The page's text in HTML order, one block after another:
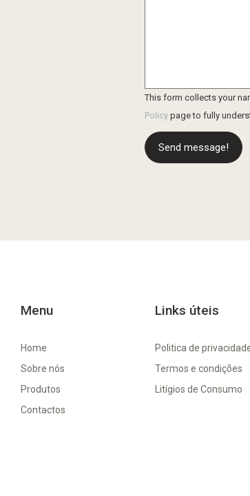
This form collects your
Policy page to fully
Send message!
Menu
Home
Sobre nós
Produtos
Contactos
Links úteis
Politica de
Termos e condições
Litígios de Consumo